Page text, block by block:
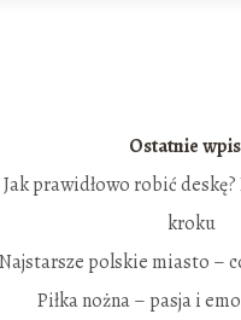
Ostatnie
Jak prawidłowo robić
kroku
Najstarsze polskie miasto –
Piłka nożna – pasja i